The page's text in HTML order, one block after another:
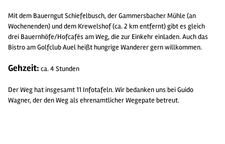
Mit dem Bauerngut Schiefelbusch, der Gammersbacher Mühle (an
Wochenenden) und dem Krewelshof (ca. 2 km entfernt) gibt es gleich
drei Bauernhöfe/Hofcafés am Weg, die zur Einkehr einladen. Auch das
Bistro am Golfclub Auel heißt hungrige Wanderer gern willkommen.
Gehzeit: ca. 4 Stunden
Der Weg hat insgesamt 11 Infotafeln. Wir bedanken uns bei Guido
Wagner, der den Weg als ehrenamtlicher Wegepate betreut.